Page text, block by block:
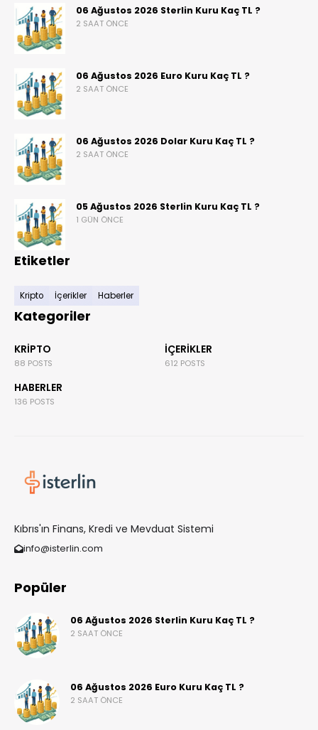
06 Ağustos 2026 Sterlin Kuru Kaç TL ?
2 SAAT ÖNCE
06 Ağustos 2026 Euro Kuru Kaç TL ?
2 SAAT ÖNCE
06 Ağustos 2026 Dolar Kuru Kaç TL ?
2 SAAT ÖNCE
05 Ağustos 2026 Sterlin Kuru Kaç TL ?
1 GÜN ÖNCE
Etiketler
Kripto İçerikler Haberler
Kategoriler
KRIPTO
88 POSTS
İÇERIKLER
612 POSTS
HABERLER
136 POSTS
Kıbrıs'ın Finans, Kredi ve Mevduat Sistemi
info@isterlin.com
Popüler
06 Ağustos 2026 Sterlin Kuru Kaç TL ?
2 SAAT ÖNCE
06 Ağustos 2026 Euro Kuru Kaç TL ?
2 SAAT ÖNCE